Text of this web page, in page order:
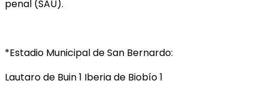
penal (SAU).
*Estadio Municipal de San Bernardo:
Lautaro de Buin 1 Iberia de Biobío 1